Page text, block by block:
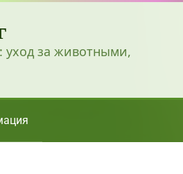
за животными,